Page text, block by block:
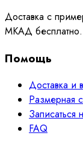
Доставка с
МКАД
Помощь
Доставка и
Размерная
Записаться
FAQ